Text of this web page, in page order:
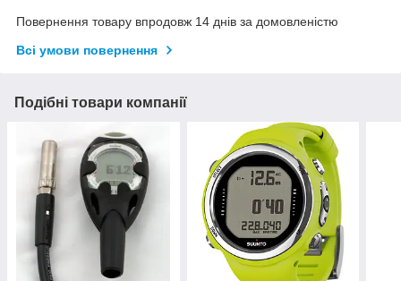
Повернення товару впродовж 14 днів за домовленістю
Всі умови повернення
Подібні товари компанії